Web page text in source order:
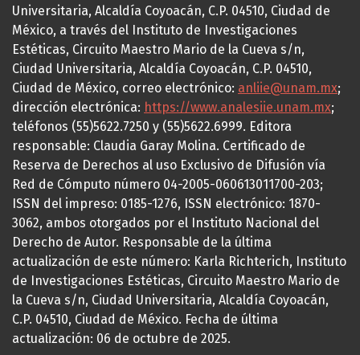
Universitaria, Alcaldía Coyoacán, C.P. 04510, Ciudad de
México, a través del Instituto de Investigaciones
Estéticas, Circuito Maestro Mario de la Cueva s/n,
Ciudad Universitaria, Alcaldía Coyoacán, C.P. 04510,
Ciudad de México, correo electrónico: anliie@unam.mx;
dirección electrónica: https://www.analesiie.unam.mx;
teléfonos (55)5622.7250 y (55)5622.6999. Editora
responsable: Claudia Garay Molina. Certificado de
Reserva de Derechos al uso Exclusivo de Difusión vía
Red de Cómputo número 04-2005-060613011700-203;
ISSN del impreso: 0185-1276, ISSN electrónico: 1870-
3062, ambos otorgados por el Instituto Nacional del
Derecho de Autor. Responsable de la última
actualización de este número: Karla Richterich, Instituto
de Investigaciones Estéticas, Circuito Maestro Mario de
la Cueva s/n, Ciudad Universitaria, Alcaldía Coyoacán,
C.P. 04510, Ciudad de México. Fecha de última
actualización: 06 de octubre de 2025.